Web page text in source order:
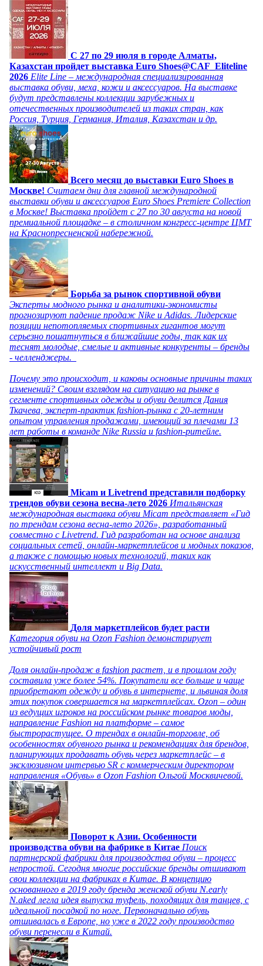
C 27 по 29 июля в городе Алматы,
Казахстан пройдет выставка Euro Shoes@CAF_Eliteline
2026 Elite Line – международная специализированная
выставка обуви, меха, кожи и аксессуаров. На выставке
будут представлены коллекции зарубежных и
отечественных производителей из таких стран, как
Россия, Турция, Германия, Италия, Казахстан и др.
Всего месяц до выставки Euro Shoes в
Москве! Считаем дни для главной международной
выставки обуви и аксессуаров Euro Shoes Premiere Collection
в Москве! Выставка пройдет с 27 по 30 августа на новой
премиальной площадке – в столичном конгресс-центре ЦМТ
на Краснопресненской набережной.
Борьба за рынок спортивной обуви
Эксперты модного рынка и аналитики-экономисты
прогнозируют падение продаж Nike и Adidas. Лидерские
позиции непотопляемых спортивных гигантов могут
серьезно пошатнуться в ближайшие годы, так как их
теснят молодые, смелые и активные конкуренты – бренды
- челленджеры.
Почему это происходит, и каковы основные причины таких
изменений? Своим взглядом на ситуацию на рынке в
сегменте спортивных одежды и обуви делится Дания
Ткачева, эксперт-практик fashion-рынка с 20-летним
опытом управления продажами, имеющий за плечами 13
лет работы в команде Nike Russia и fashion-ритейле.
Micam и Livetrend представили подборку
трендов обуви сезона весна-лето 2026 Итальянская
международная выставка обуви Micam представляет «Гид
по трендам сезона весна-лето 2026», разработанный
совместно с Livetrend. Гид разработан на основе анализа
социальных сетей, онлайн-маркетплейсов и модных показов,
а также с помощью новых технологий, таких как
искусственный интеллект и Big Data.
Доля маркетплейсов будет расти
Категория обуви на Ozon Fashion демонстрирует
устойчивый рост
Доля онлайн-продаж в fashion растет, и в прошлом году
составила уже более 54%. Покупатели все больше и чаще
приобретают одежду и обувь в интернете, и львиная доля
этих покупок совершается на маркетплейсах. Ozon – один
из ведущих игроков на российском рынке товаров моды,
направление Fashion на платформе – самое
быстрорастущее. О трендах в онлайн-торговле, об
особенностях обувного рынка и рекомендациях для брендов,
планирующих продавать обувь через маркетплейс – в
эксклюзивном интервью SR с коммерческим директором
направления «Обувь» в Ozon Fashion Ольгой Москвичевой.
Поворот к Азии. Особенности
производства обуви на фабрике в Китае Поиск
партнерской фабрики для производства обуви – процесс
непростой. Сегодня многие российские бренды отшивают
свои коллекции на фабриках в Китае. В концепцию
основанного в 2019 году бренда женской обуви N.early
N.aked легла идея выпуска туфель, походящих для танцев, с
идеальной посадкой по ноге. Первоначально обувь
отшивалась в Европе, но уже в 2022 году производство
обуви перенесли в Китай.